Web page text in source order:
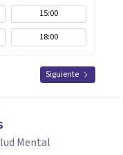
15:00
18:00
Siguiente
Mental